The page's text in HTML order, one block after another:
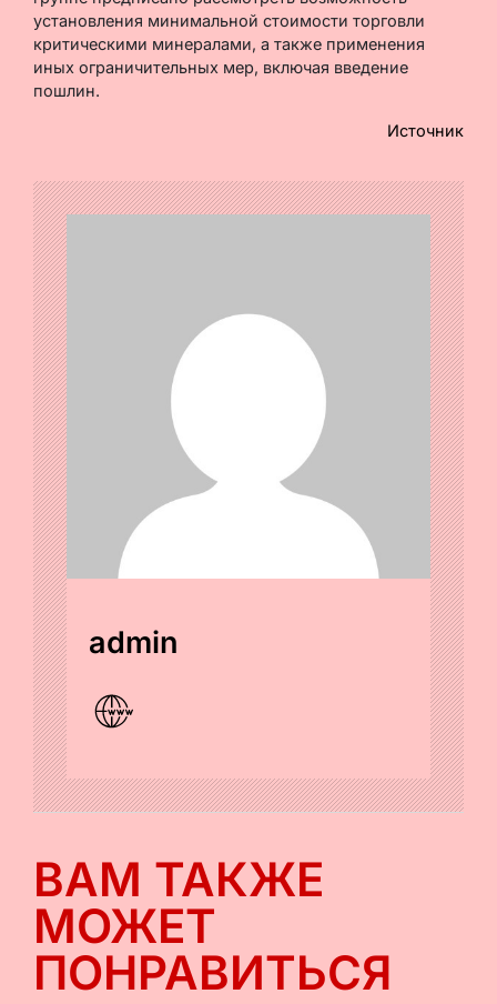
установления минимальной стоимости торговли
критическими минералами, а также применения
иных ограничительных мер, включая введение
пошлин.
Источник
admin
ВАМ ТАКЖЕ
МОЖЕТ
ПОНРАВИТЬСЯ